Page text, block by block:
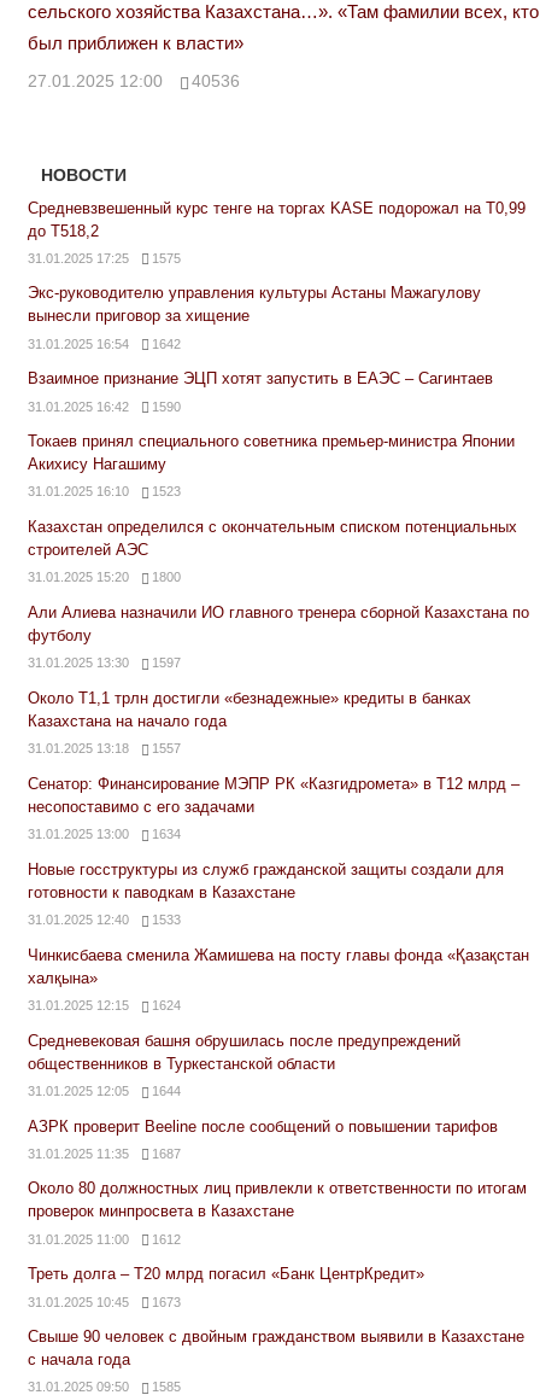
сельского хозяйства Казахстана…». «Там фамилии всех, кто
был приближен к власти»
27.01.2025 12:00 40536
НОВОСТИ
Средневзвешенный курс тенге на торгах KASE подорожал на Т0,99
до Т518,2
31.01.2025 17:25 1575
Экс-руководителю управления культуры Астаны Мажагулову
вынесли приговор за хищение
31.01.2025 16:54 1642
Взаимное признание ЭЦП хотят запустить в ЕАЭС – Сагинтаев
31.01.2025 16:42 1590
Токаев принял специального советника премьер-министра Японии
Акихису Нагашиму
31.01.2025 16:10 1523
Казахстан определился с окончательным списком потенциальных
строителей АЭС
31.01.2025 15:20 1800
Али Алиева назначили ИО главного тренера сборной Казахстана по
футболу
31.01.2025 13:30 1597
Около Т1,1 трлн достигли «безнадежные» кредиты в банках
Казахстана на начало года
31.01.2025 13:18 1557
Сенатор: Финансирование МЭПР РК «Казгидромета» в Т12 млрд –
несопоставимо с его задачами
31.01.2025 13:00 1634
Новые госструктуры из служб гражданской защиты создали для
готовности к паводкам в Казахстане
31.01.2025 12:40 1533
Чинкисбаева сменила Жамишева на посту главы фонда «Қазақстан
халқына»
31.01.2025 12:15 1624
Средневековая башня обрушилась после предупреждений
общественников в Туркестанской области
31.01.2025 12:05 1644
АЗРК проверит Beeline после сообщений о повышении тарифов
31.01.2025 11:35 1687
Около 80 должностных лиц привлекли к ответственности по итогам
проверок минпросвета в Казахстане
31.01.2025 11:00 1612
Треть долга – Т20 млрд погасил «Банк ЦентрКредит»
31.01.2025 10:45 1673
Свыше 90 человек с двойным гражданством выявили в Казахстане
с начала года
31.01.2025 09:50 1585